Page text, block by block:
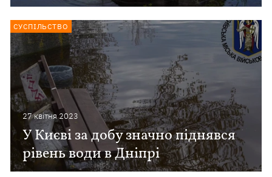
27 квiтня 2023
У Києві за добу значно піднявся
рівень води в Дніпрі
СУСПІЛЬСТВО